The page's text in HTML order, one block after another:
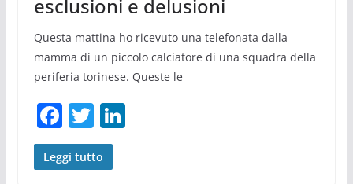
esclusioni e delusioni
Questa mattina ho ricevuto una telefonata dalla
mamma di un piccolo calciatore di una squadra della
periferia torinese. Queste le
F
a
c
T
w
itt
Li
Leggi tutto